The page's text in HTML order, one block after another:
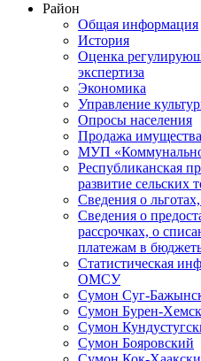
Район
Общая информация
История
Оценка
экспертиза
Экономика
Управление
Опросы населения
Продажа имущества
МУП
Республиканская
развитие сельских
Сведения о
Сведения о
рассрочках, о
платежам в
Статистическая
ОМСУ
Сумон Суг-
Сумон Бурен-
Сумон
Сумон Бояровский